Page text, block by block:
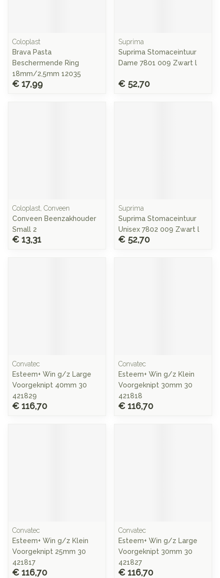
Coloplast
Brava Pasta
Beschermende Ring
18mm/2,5mm 12035
€ 17,99
Suprima
Suprima Stomaceintuur
Dame 7801 009 Zwart l
€ 52,70
Coloplast, Conveen
Conveen Beenzakhouder
Small 2
€ 13,31
Suprima
Suprima Stomaceintuur
Unisex 7802 009 Zwart l
€ 52,70
Convatec
Esteem+ Win g/z Large
Voorgeknipt 40mm 30
421829
€ 116,70
Convatec
Esteem+ Win g/z Klein
Voorgeknipt 30mm 30
421818
€ 116,70
Convatec
Esteem+ Win g/z Klein
Voorgeknipt 25mm 30
421817
€ 116,70
Convatec
Esteem+ Win g/z Large
Voorgeknipt 30mm 30
421827
€ 116,70